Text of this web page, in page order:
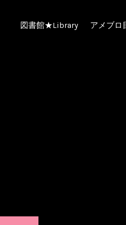
図書館★Library アメブロ